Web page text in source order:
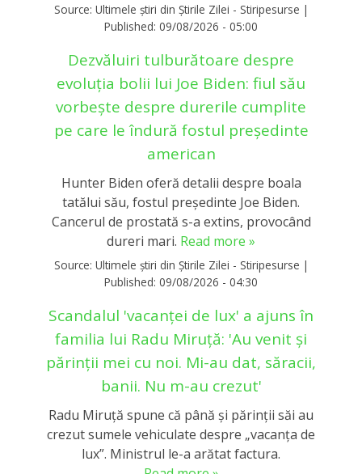
Source: Ultimele știri din Știrile Zilei - Stiripesurse |
Published: 09/08/2026 - 05:00
Dezvăluiri tulburătoare despre
evoluția bolii lui Joe Biden: fiul său
vorbește despre durerile cumplite
pe care le îndură fostul președinte
american
Hunter Biden oferă detalii despre boala
tatălui său, fostul președinte Joe Biden.
Cancerul de prostată s-a extins, provocând
dureri mari. Read more »
Source: Ultimele știri din Știrile Zilei - Stiripesurse |
Published: 09/08/2026 - 04:30
Scandalul 'vacanței de lux' a ajuns în
familia lui Radu Miruță: 'Au venit și
părinții mei cu noi. Mi-au dat, săracii,
banii. Nu m-au crezut'
Radu Miruță spune că până și părinții săi au
crezut sumele vehiculate despre „vacanța de
lux”. Ministrul le-a arătat factura.